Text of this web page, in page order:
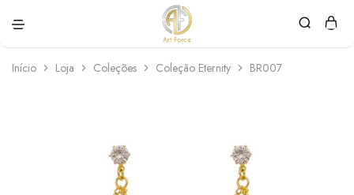
Force
personalizadas
Início Loja Coleções Coleção Eternity BR007